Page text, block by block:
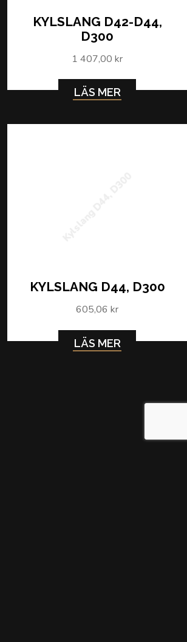
KYLSLANG D42-D44,
D300
1 407,00 kr
LÄS MER
KYLSLANG D44, D300
605,06 kr
LÄS MER